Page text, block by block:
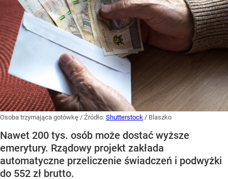
Osoba trzymająca gotówkę / Źródło: Shutterstock / Blaszko
Nawet 200 tys. osób może dostać wyższe
emerytury. Rządowy projekt zakłada
automatyczne przeliczenie świadczeń i podwyżki
do 552 zł brutto.